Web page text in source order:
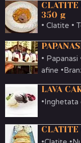
CLATITE
350 g
• Clatite •
•
afine
LAVA
•Inghetata
CLATITE